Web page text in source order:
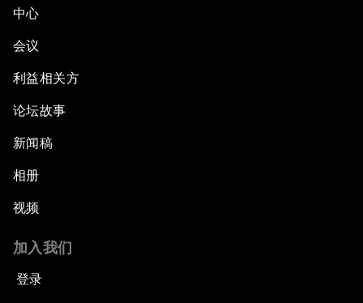
中心
会议
利益相关方
论坛故事
新闻稿
相册
视频
加入我们
登录